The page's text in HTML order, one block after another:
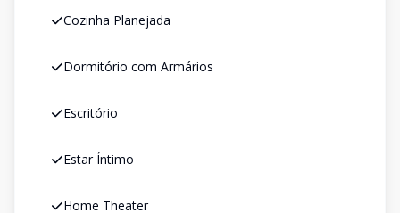
Cozinha Planejada
Dormitório com Armários
Escritório
Estar Íntimo
Home Theater